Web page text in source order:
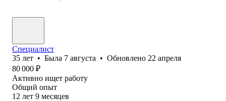
Специалист
35 лет • Была 7 августа • Обновлено 22 апреля
80 000 ₽
Активно ищет работу
Общий опыт
12 лет 9 месяцев